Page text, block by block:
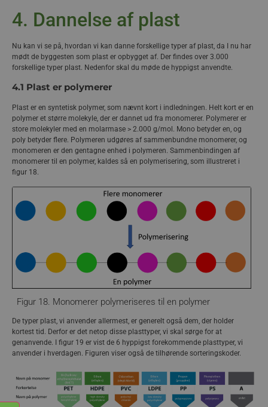
Figur 13. Princippet i cracking er vist, damp eller
blot opvarmning og valg af katalysator varierer.
Fra cracking får man de kemikalier (byggesten), som kan
indgå i produktionen af plast. Disse byggesten (monomerer)
Hele processen fra råolie til plast er illustreret i figur 14.
4. Dannelse af plast
Nu kan vi se på, hvordan vi kan danne forskellige typer af plast, da I nu har
mødt de byggesten som plast er opbygget af. Der findes over 3.000
forskellige typer plast. Nedenfor skal du møde de hyppigst anvendte.
4.1 Plast er polymerer
Plast er en syntetisk polymer, som nævnt kort i indledningen. Helt kort er en
polymer et større molekyle, der er dannet ud fra monomerer. Polymerer er
store molekyler med en molarmase > 2.000 g/mol. Mono betyder en, og
poly betyder flere. Polymeren udgøres af sammenbundne monomerer, og
monomeren er den gentagne enhed i polymeren. Sammenbindingen af
monomerer til en polymer, kaldes så en polymerisering, som illustreret i
figur 18.
Figur 18. Monomerer polymeriseres til en polymer
De typer plast, vi anvender allermest, er generelt også dem, der holder
kortest tid. Derfor er det netop disse plasttyper, vi skal sørge for at
genanvende. I figur 19 er vist de 6 hyppigst forekommende plasttyper, vi
anvender i hverdagen. Figuren viser også de tilhørende sorteringskoder.